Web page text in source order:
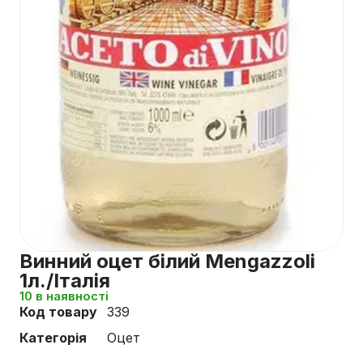
Винний оцет білий Mengazzoli
1л./Італія
10 в наявності
Код товару 339
Категорія
Оцет